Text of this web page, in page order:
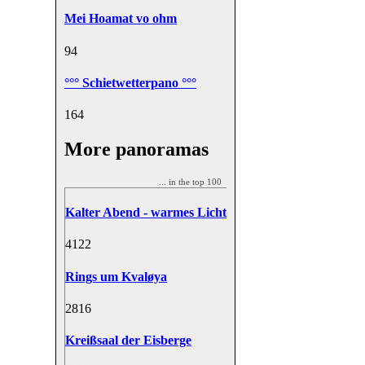
Mei Hoamat vo ohm
94
°°° Schietwetterpano °°°
164
More panoramas
... in the top 100
Kalter Abend - warmes Licht
4122
Rings um Kvaløya
2816
Kreißsaal der Eisberge